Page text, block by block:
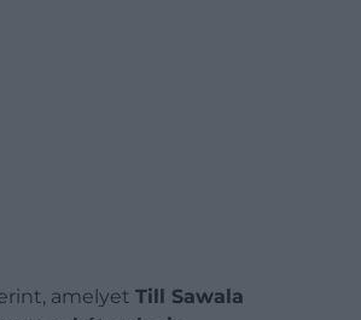
amelyet Till Sawala